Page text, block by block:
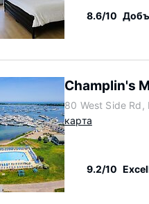
8.6/10
Champlin's
80 West Side Rd,
карта
9.2/10